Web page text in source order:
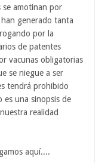
se amotinan por
generado tanta
por la
de patentes
vacunas obligatorias
se niegue a ser
tendrá prohibido
es una sinopsis de
realidad
aquí....